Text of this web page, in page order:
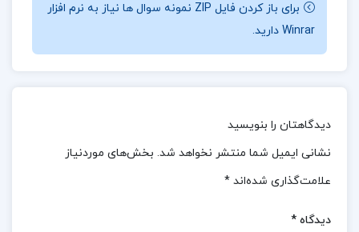
نقد و بررسی کتاب پرستاری و بهداشت مادران و نوزادان
میترا ذوالفقاری:
علاوه بر مباحث علمی و نظری، این کتاب شامل بخش‌هایی
این تمرین‌ها به دانشجویان کمک می‌کنند تا مفاهیم را
بهتر درک کرده و برای آزمون‌های تئوری و عملی آماده‌تر
شوند. کتاب با ارائه توضیحات جامع در هر فصل، به همراه
برای باز کردن فایل ZIP نمونه سوال ها نیاز به نرم افزار
Winrar دارید.
دیدگاهتان را بنویسید
نشانی ایمیل شما منتشر نخواهد شد. بخش‌های موردنیاز
علامت‌گذاری شده‌اند *
دیدگاه *